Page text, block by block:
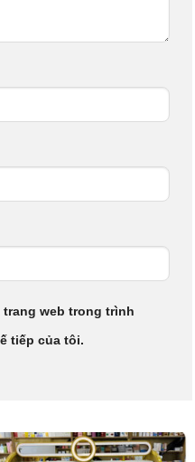
web trong trình
tiếp của tôi.